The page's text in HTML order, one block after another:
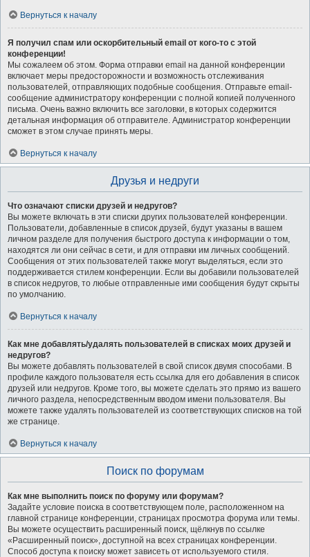
Вернуться к началу
Я получил спам или оскорбительный email от кого-то с этой
конференции!
Мы сожалеем об этом. Форма отправки email на данной конференции
включает меры предосторожности и возможность отслеживания
пользователей, отправляющих подобные сообщения. Отправьте email-
сообщение администратору конференции с полной копией полученного
письма. Очень важно включить все заголовки, в которых содержится
детальная информация об отправителе. Администратор конференции
сможет в этом случае принять меры.
Вернуться к началу
Друзья и недруги
Что означают списки друзей и недругов?
Вы можете включать в эти списки других пользователей конференции.
Пользователи, добавленные в список друзей, будут указаны в вашем
личном разделе для получения быстрого доступа к информации о том,
находятся ли они сейчас в сети, и для отправки им личных сообщений.
Сообщения от этих пользователей также могут выделяться, если это
поддерживается стилем конференции. Если вы добавили пользователей
в список недругов, то любые отправленные ими сообщения будут скрыты
по умолчанию.
Вернуться к началу
Как мне добавлять/удалять пользователей в списках моих друзей и
недругов?
Вы можете добавлять пользователей в свой список двумя способами. В
профиле каждого пользователя есть ссылка для его добавления в список
друзей или недругов. Кроме того, вы можете сделать это прямо из вашего
личного раздела, непосредственным вводом имени пользователя. Вы
можете также удалять пользователей из соответствующих списков на той
же странице.
Вернуться к началу
Поиск по форумам
Как мне выполнить поиск по форуму или форумам?
Задайте условие поиска в соответствующем поле, расположенном на
главной странице конференции, страницах просмотра форума или темы.
Вы можете осуществить расширенный поиск, щёлкнув по ссылке
«Расширенный поиск», доступной на всех страницах конференции.
Способ доступа к поиску может зависеть от используемого стиля.